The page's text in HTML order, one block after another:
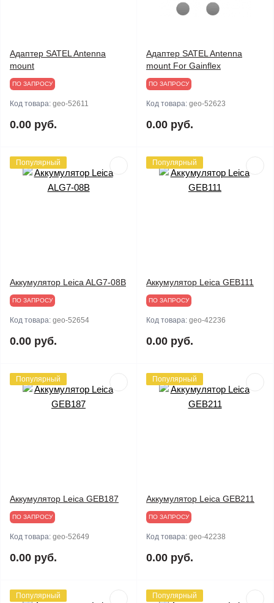
Адаптер SATEL Antenna
mount
ПО ЗАПРОСУ
Код товара: geo-52611
0.00 руб.
Адаптер SATEL Antenna
mount For Gainflex
ПО ЗАПРОСУ
Код товара: geo-52623
0.00 руб.
Популярный
Аккумулятор Leica ALG7-08B
ПО ЗАПРОСУ
Код товара: geo-52654
0.00 руб.
Популярный
Аккумулятор Leica GEB111
ПО ЗАПРОСУ
Код товара: geo-42236
0.00 руб.
Популярный
Аккумулятор Leica GEB187
ПО ЗАПРОСУ
Код товара: geo-52649
0.00 руб.
Популярный
Аккумулятор Leica GEB211
ПО ЗАПРОСУ
Код товара: geo-42238
0.00 руб.
Популярный Популярный